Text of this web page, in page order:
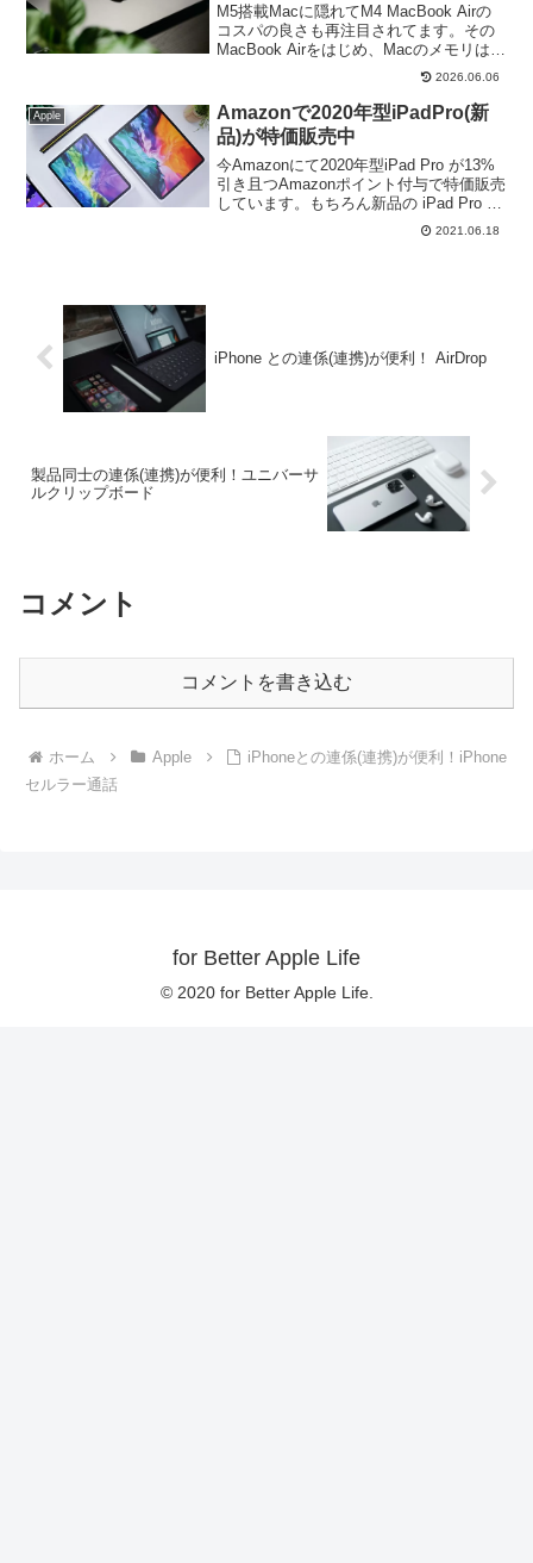
M5搭載Macに隠れてM4 MacBook Airの
コスパの良さも再注目されてます。その
MacBook Airをはじめ、Macのメモリは
16GBのままで良いのか、カスタマイズモ
デルが良いのか！？購入前の最重要ポイ
ントです。
2026.06.06
Apple
Amazonで2020年型iPadPro(新
品)が特価販売中
今Amazonにて2020年型iPad Pro が13%
引き且つAmazonポイント付与で特価販売
しています。もちろん新品の iPad Pro で
す。このiPad Pro はお買い得です。購入
2021.06.18
iPhone との連係(連携)が便利！ AirDrop
製品同士の連係(連携)が便利！ユニバーサ
ルクリップボード
コメント
コメントを書き込む
ホーム Apple
iPhoneとの連係(連携)が便利！iPhone
セルラー通話
for Better Apple Life
© 2020 for Better Apple Life.